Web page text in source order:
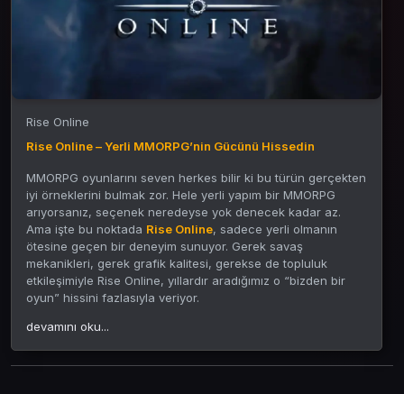
Rise Online
Rise Online – Yerli MMORPG’nin Gücünü Hissedin
MMORPG oyunlarını seven herkes bilir ki bu türün gerçekten
iyi örneklerini bulmak zor. Hele yerli yapım bir MMORPG
arıyorsanız, seçenek neredeyse yok denecek kadar az.
Ama işte bu noktada Rise Online, sadece yerli olmanın
ötesine geçen bir deneyim sunuyor. Gerek savaş
mekanikleri, gerek grafik kalitesi, gerekse de topluluk
etkileşimiyle Rise Online, yıllardır aradığımız o “bizden bir
oyun” hissini fazlasıyla veriyor.
Oyuna ilk girişte kendinizi fantastik bir evrenin ortasında
Her biri kendi bölgesine, mimarisine ve karakteristik yapısına
devamını oku...